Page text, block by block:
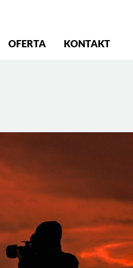
OFERTA KONTAKT